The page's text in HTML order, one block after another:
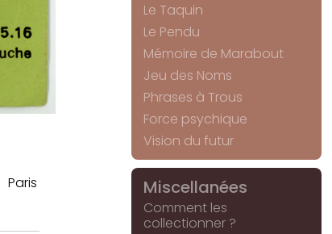
Paris
Le Taquin
Le Pendu
Mémoire de Marabout
Jeu des Noms
Phrases à Trous
Force psychique
Vision du futur
Miscellanées
Comment les
collectionner ?